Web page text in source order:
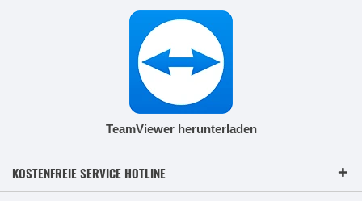
TeamViewer herunterladen
KOSTENFREIE SERVICE HOTLINE